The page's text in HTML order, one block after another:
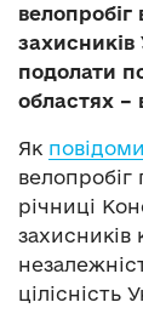
подолати
областях –
Як
річниці
захисників
цілісність